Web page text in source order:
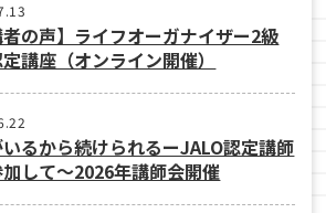
者の声】ライフオーガナイザー2級
講座（オンライン開催）
るから続けられるーJALO認定講師
して～2026年講師会開催